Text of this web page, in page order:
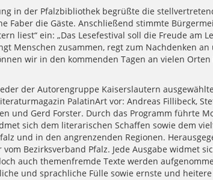
in der Pfalzbibliothek begrüßte die
Faber die Gäste. Anschließend stimmte
liest“ ein: „Das Lesefestival soll die Freude am
Menschen zusammen, regt zum Nachdenken
wir in den kommenden Tagen an vielen Orten
der Autorengruppe Kaiserslautern
PalatinArt vor: Andreas Fillibeck,
und Gerd Forster. Durch das Programm führte
sich dem literarischen Schaffen sowie dem
und in den angrenzenden Regionen.
Bezirksverband Pfalz. Jede Ausgabe widmet
auch themenfremde Texte werden
und sprachliche Fülle sowie ernste und heitere